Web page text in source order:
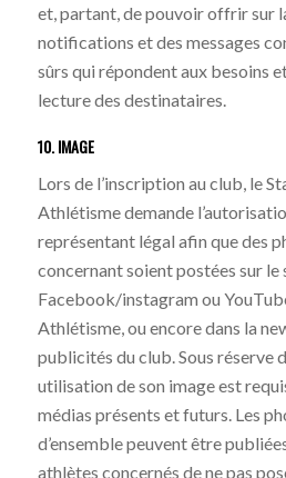
et, partant, de pouvoir offrir sur
notifications et des messages
sûrs qui répondent aux besoins
lecture des destinataires.
10. IMAGE
Lors de l’inscription au club, le
Athlétisme demande
représentant légal afin que des
concernant soient postées sur le
Facebook/instagram ou
Athlétisme, ou encore dans la
publicités du club. Sous réserve
utilisation de son image est
médias présents et futurs. Les
d’ensemble peuvent être
athlètes concernés de ne pas